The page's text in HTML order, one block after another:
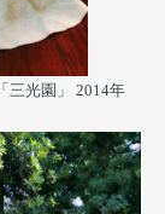
光園」
2014年